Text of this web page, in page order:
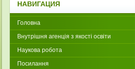
НАВИГАЦИЯ
Головна
Внутрішня агенція з якості освіти
Наукова робота
Посилання